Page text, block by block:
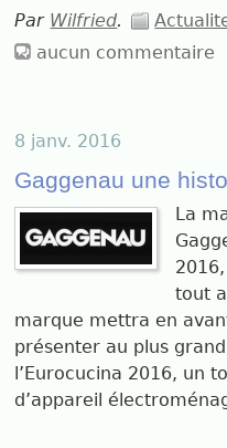
Par Wilfried.
aucun commentaire
8 janv. 2016
Gaggenau une
La
tout
marque mettra en
présenter au plus
l’Eurocucina 2016, un
d’appareil